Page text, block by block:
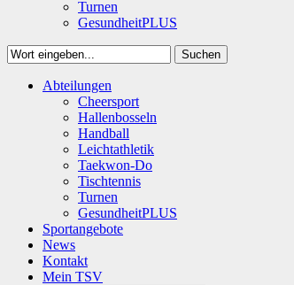
Turnen
GesundheitPLUS
Suchen
SuchenAbteilungen
Cheersport
Hallenbosseln
Handball
Leichtathletik
Taekwon-Do
Tischtennis
Turnen
GesundheitPLUS
Sportangebote
News
Kontakt
Mein TSV